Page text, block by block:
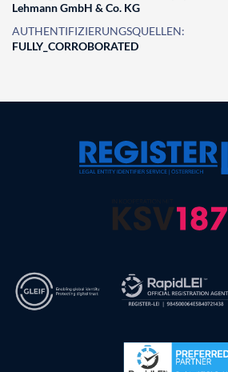
Lehmann GmbH & Co. KG
AUTHENTIFIZIERUNGSQUELLEN:
FULLY_CORROBORATED